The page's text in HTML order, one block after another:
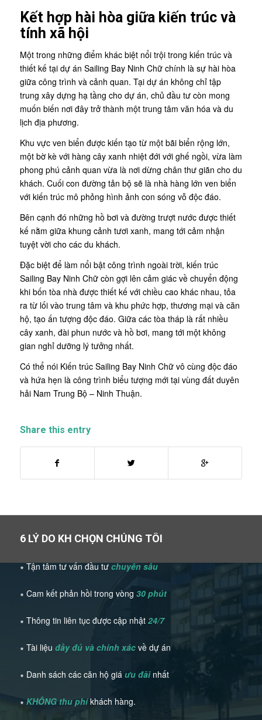
Kết hợp hài hòa giữa kiến trúc và
tính xã hội
Một trong những điểm khác biệt nổi trội trong kiến trúc và
thiết kế tại dự án Sailing Bay Ninh Chữ chính là sự hài hòa
giữa công trình và cảnh quan. Tại dự án không chỉ tập
trung xây dựng hạ tầng cho dự án, chủ đầu tư còn mong
muốn biến nơi đây trở thành một trung tâm văn hóa và du
lịch địa phương.
Khu vực ven biển được kiến tạo từ một bãi biển rộng lớn,
một bờ kè với hàng cây xanh nhiệt đới với ghế ngồi, vừa làm
phong phú cảnh quan vừa là nơi dừng chân thư giãn cho du
khách. Cuối con đường tản bộ sẽ là nhà hàng lớn ven biển
với kiến trúc mô phỏng hình ảnh con sóng vỗ độc đáo.
Bên cạnh đó những hồ bơi và đường trượt nước được thiết
kế nằm giữa khung cảnh tươi xanh, mang tới cảm nhận
tuyệt vời cho các du khách.
Đặc biệt để làm nổi bật công trình ngoài trời, kiến trúc
Sailing Bay Ninh Chữ còn gợi lên cảm giác về chuyển động
khi bốn tòa nhà được thiết kế với chiều cao khác nhau, tỏa
ra từ lối vào trung tâm và khu phức hợp, thương mại và căn
hộ, tạo ấn tượng độc đáo. Giữa các tòa tháp là rất nhiều
cây xanh, đài phun nước và hồ bơi, mang tới một không
gian nghỉ dưỡng lý tưởng nhất.
Có thể nói Kiến trúc Sailing Bay Ninh Chữ vô cùng độc đáo
và hứa hẹn là công trình biểu tượng mới tại vùng đất duyên
hải Nam Trung Bộ – Ninh Thuận.
Share this entry
6 LÝ DO KH CHỌN CHÚNG TÔI
∗ Tận tâm tư vấn đầu tưchuyên sâu
∗ Cam kết phản hồi trong vòng 30 phút
∗ Thông tin liên tục được cập nhật 24/7
∗ Tài liệu đầy đủ và chính xácvề dự án
∗ Danh sách các căn hộ giá ưu đãinhất
∗ KHÔNG thu phíkhách hàng.